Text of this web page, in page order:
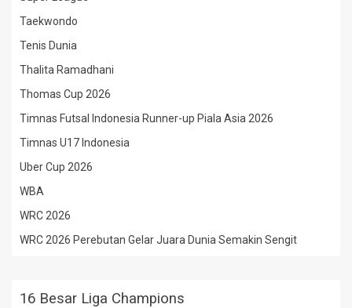
Taekwondo
Tenis Dunia
Thalita Ramadhani
Thomas Cup 2026
Timnas Futsal Indonesia Runner-up Piala Asia 2026
Timnas U17 Indonesia
Uber Cup 2026
WBA
WRC 2026
WRC 2026 Perebutan Gelar Juara Dunia Semakin Sengit
16 Besar Liga Champions